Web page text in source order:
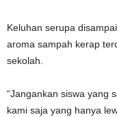
Keluhan serupa
aroma sampah kerap
sekolah.
“Jangankan siswa yang
kami saja yang hanya